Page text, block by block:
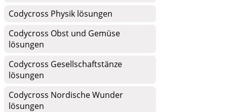
Codycross Physik lösungen
Codycross Obst und Gemüse
lösungen
Codycross Gesellschaftstänze
lösungen
Codycross Nordische Wunder
lösungen